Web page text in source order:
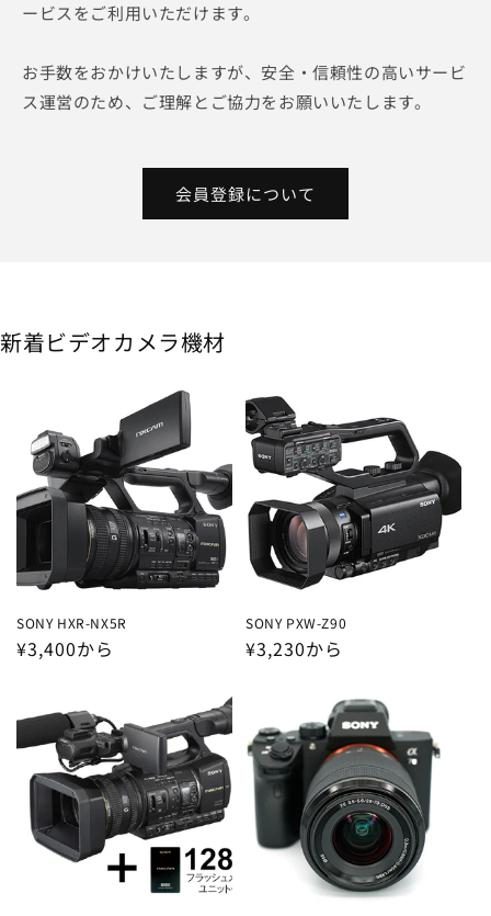
ービスをご利用いただけます。
お手数をおかけいたしますが、安全・信頼性の高いサービ
ス運営のため、ご理解とご協力をお願いいたします。
会員登録について
新着ビデオカメラ機材
SONY HXR-NX5R
通
格
¥3,400から
SONY PXW-Z90
通
格
¥3,230から